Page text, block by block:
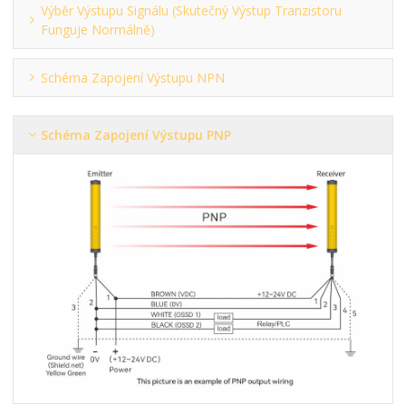
Výběr Výstupu Signálu (skutečný Výstup Tranzistoru
Funguje Normálně)
Schéma Zapojení Výstupu NPN
Schéma Zapojení Výstupu PNP